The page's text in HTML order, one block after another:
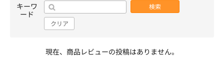
キーワ
ード
検索
クリア
現在、商品レビューの投稿はありません。